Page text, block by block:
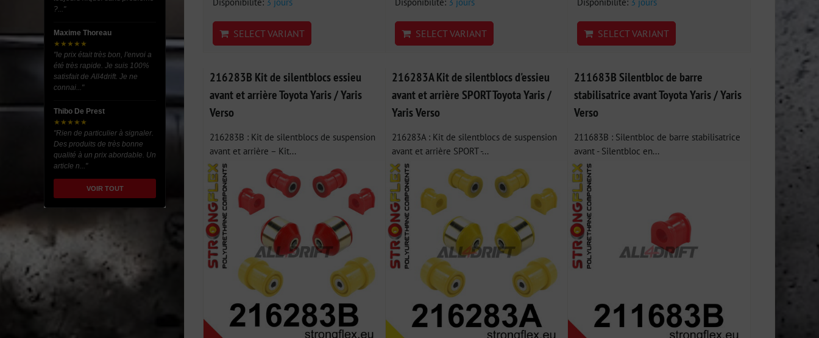
SELECT VARIANT SELECT VARIANT SELECT VARIANT
216283B Kit de silentblocs essieu
avant et arrière Toyota Yaris / Yaris
Verso
216283B : Kit de silentblocs de suspension
avant et arrière – Kit...
216283A Kit de silentblocs d'essieu
avant et arrière SPORT Toyota Yaris /
Yaris Verso
216283A : Kit de silentblocs de suspension
avant et arrière SPORT -...
211683B Silentbloc de barre
stabilisatrice avant Toyota Yaris / Yaris
Verso
211683B : Silentbloc de barre stabilisatrice
avant - Silentbloc en...
?..."
Maxime Thoreau
★★★★★
"le prix était très bon, l'envoi a
été très rapide. Je suis 100%
satisfait de All4drift. Je ne
connai..."
Thibo De Prest
★★★★★
"Rien de particulier à signaler.
Des produits de très bonne
qualité à un prix abordable. Un
article n..."
VOIR TOUT